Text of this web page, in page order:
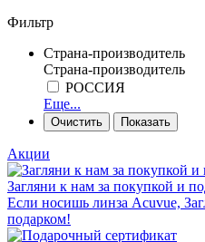
Фильтр
Страна-производитель
Страна-производитель
РОССИЯ
Еще...
Акции
Загляни к нам за покупкой и
Если носишь линза Acuvue,
подарком!